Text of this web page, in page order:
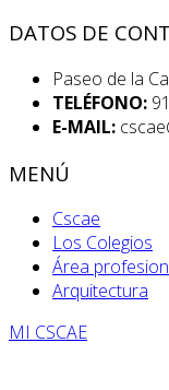
DATOS DE
Paseo de la
TELÉFONO:
E-MAIL:
MENÚ
Cscae
Los Colegios
Área
Arquitectura
MI CSCAE